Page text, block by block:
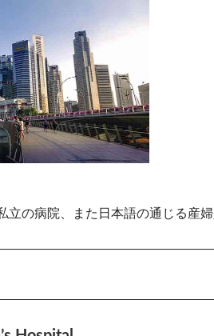
立の病院、また日本語の通じる産